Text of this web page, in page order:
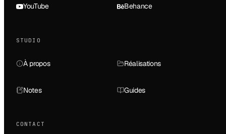
YouTube Behance
STUDIO
À propos Réalisations
Notes Guides
CONTACT